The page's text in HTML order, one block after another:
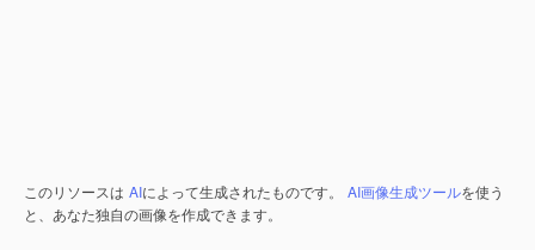
このリソースは AIによって生成されたものです。 AI画像生成ツールを使う
と、あなた独自の画像を作成できます。